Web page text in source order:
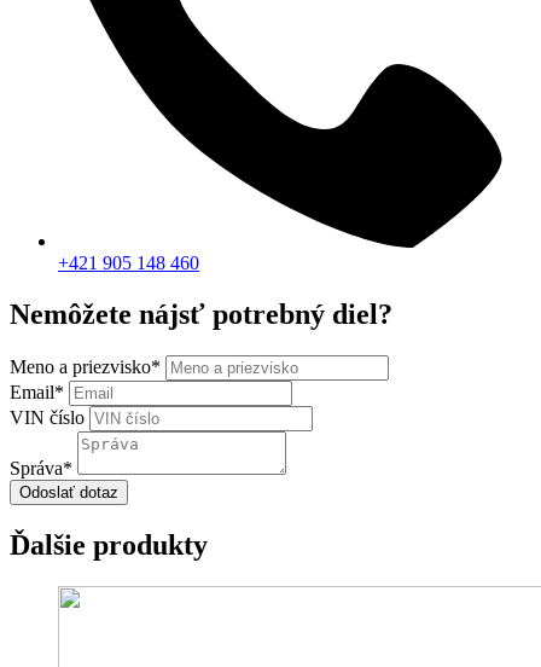
+421 905 148 460
Nemôžete nájsť potrebný diel?
Meno a priezvisko*
Email*
VIN číslo
Správa*
Odoslať dotaz
Ďalšie produkty